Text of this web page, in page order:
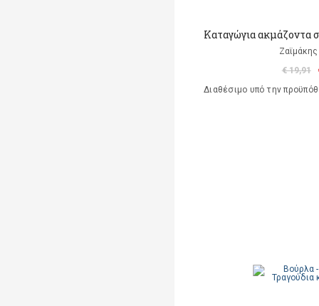
Καταγώγια ακμάζοντα
Ζαϊμάκης
€ 19,91
Διαθέσιμο υπό την